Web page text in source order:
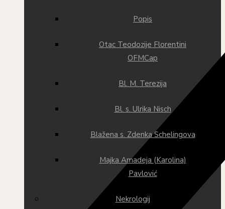
Popis
Otac Teodozije Florentini
OFMCap
Bl. M. Terezija
Bl. s. Ulrika Nisch
Blažena s. Zdenka Schelingova
Majka Amadeja (Karolina)
Pavlović
Nekrologij